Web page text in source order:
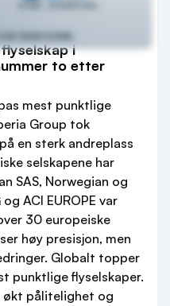
i
to etter
mest punktlige
Group tok
en sterk andreplass
selskapene har
SAS, Norwegian og
ACI EUROPE var
30 europeiske
høy presisjon, men
Globalt topper
punktlige flyselskaper.
økt pålitelighet og